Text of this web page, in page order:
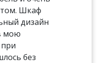
Шкаф
дизайн
мою
без